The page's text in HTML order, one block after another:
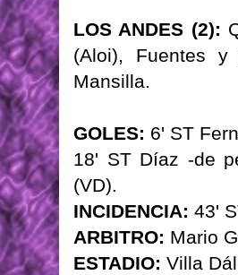
LOS ANDES (2):
(Aloi), Fuentes
Mansilla.
GOLES: 6' ST
18' ST Díaz -de
(VD).
INCIDENCIA: 43'
ARBITRO: Mario
ESTADIO: Villa